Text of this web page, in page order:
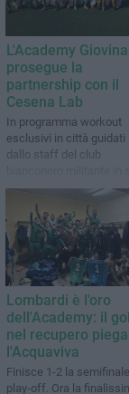
L'Academy
prosegue la
partnership con il
Cesena Lab
In programma workout
esclusivi in città guidati
dallo staff del club
B
Lombardi è l'oro
dell'Academy: il gol
nel recupero piega
l'Acquaviva
Finisce 1-2 la semifinale
play-off. Ora la